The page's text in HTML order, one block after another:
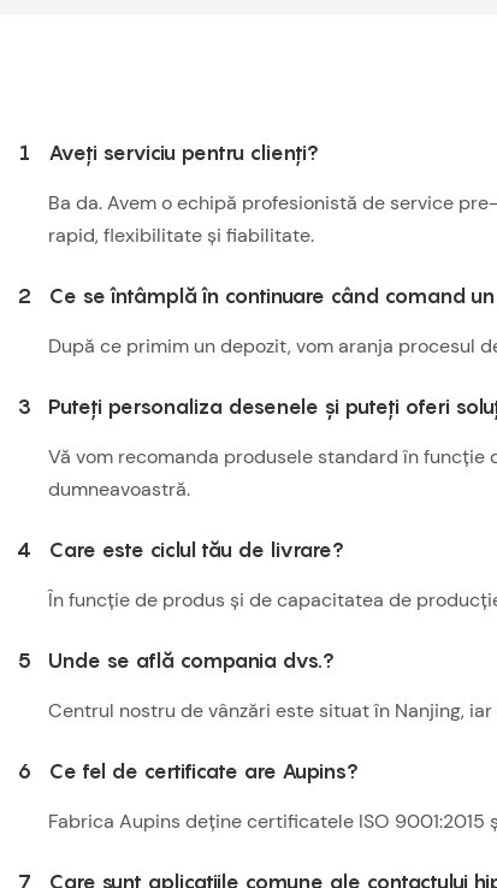
1 Aveți serviciu pentru clienți?
Ba da. Avem o echipă profesionistă de service
rapid, flexibilitate și fiabilitate.
2 Ce se întâmplă în continuare când comand
După ce primim un depozit, vom aranja procesul
3 Puteți personaliza desenele și puteți oferi
Vă vom recomanda produsele standard în
dumneavoastră.
4 Care este ciclul tău de livrare?
În funcție de produs și de capacitatea de
5 Unde se află compania dvs.?
Centrul nostru de vânzări este situat în Nanjing,
6 Ce fel de certificate are Aupins?
Fabrica Aupins deține certificatele ISO
7 Care sunt aplicațiile comune ale contactului